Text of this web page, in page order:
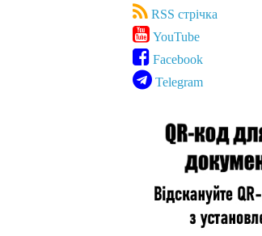
RSS стрічка
YouTube
Facebook
Telegram